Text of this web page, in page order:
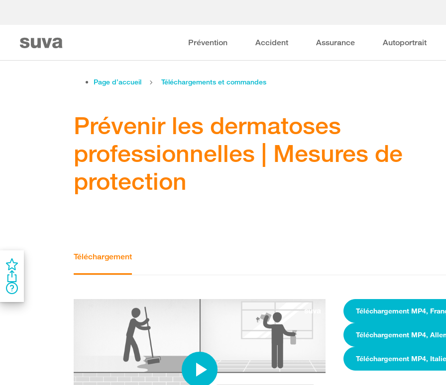
Prévention Accident Assurance Autoportrait
Page d’accueil Téléchargements et commandes
Prévenir les dermatoses
professionnelles | Mesures de
protection
Téléchargement
Téléchargement MP4,
Téléchargement MP4,
Téléchargement MP4,